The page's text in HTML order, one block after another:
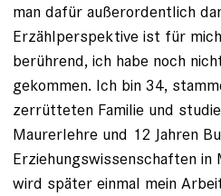
man dafür außerordentlich
Erzählperspektive ist für
berührend, ich habe noch
gekommen. Ich bin 34,
zerrütteten Familie und
Maurerlehre und 12 Jahren
Erziehungswissenschaften in
wird später einmal mein